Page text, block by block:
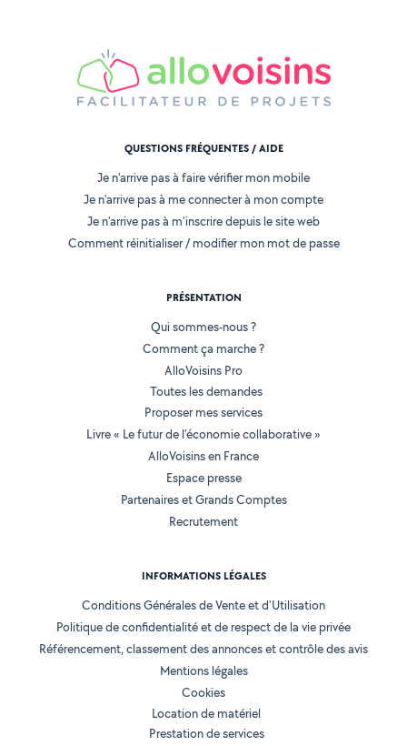
QUESTIONS FRÉQUENTES / AIDE
Je n'arrive pas à faire vérifier mon mobile
Je n'arrive pas à me connecter à mon compte
Je n'arrive pas à m'inscrire depuis le site web
Comment réinitialiser / modifier mon mot de passe
PRÉSENTATION
Qui sommes-nous ?
Comment ça marche ?
AlloVoisins Pro
Toutes les demandes
Proposer mes services
Livre « Le futur de l'économie collaborative »
AlloVoisins en France
Espace presse
Partenaires et Grands Comptes
Recrutement
INFORMATIONS LÉGALES
Conditions Générales de Vente et d'Utilisation
Politique de confidentialité et de respect de la vie privée
Référencement, classement des annonces et contrôle des avis
Mentions légales
Cookies
Location de matériel
Prestation de services